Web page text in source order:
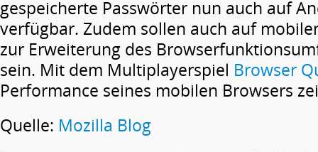
gespeicherte Passwörter nun auch auf
verfügbar. Zudem sollen auch auf
zur Erweiterung des
sein. Mit dem Multiplayerspiel Browser
Performance seines mobilen Browsers
Quelle: Mozilla Blog